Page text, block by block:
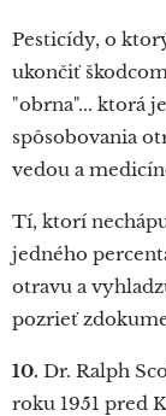
Pesticídy, o
ukončiť
"obrna"... ktorá
spôsobovania
vedou a
Tí, ktorí
jedného
otravu a
pozrieť
10. Dr. Ralph
roku 1951 pred